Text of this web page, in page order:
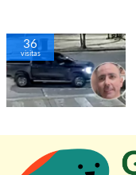
36
visitas